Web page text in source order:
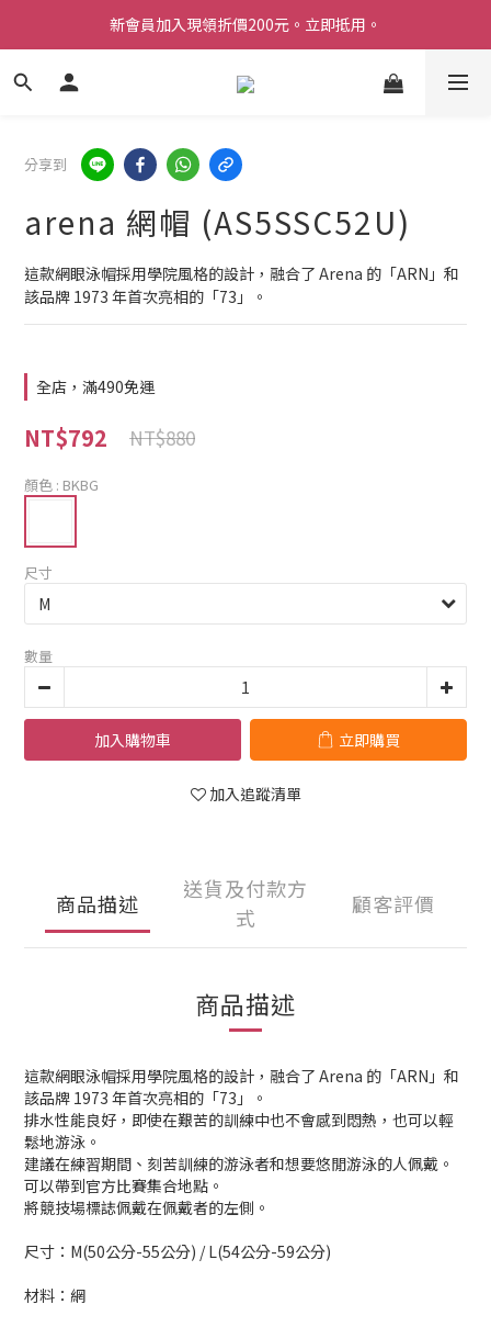
Welcome 台灣官方旗艦館
新會員加入現領折價200元。立即抵用。
Welcome 台灣官方旗艦館
分享到
arena 網帽 (AS5SSC52U)
這款網眼泳帽採用學院風格的設計，融合了 Arena 的「ARN」和
該品牌 1973 年首次亮相的「73」。
全店，滿490免運
NT$792 NT$880
顏色 : BKBG
尺寸
數量
加入購物車 立即購買
加入追蹤清單
商品描述
送貨及付款方
式
顧客評價
商品描述
這款網眼泳帽採用學院風格的設計，融合了 Arena 的「ARN」和
該品牌 1973 年首次亮相的「73」。
排水性能良好，即使在艱苦的訓練中也不會感到悶熱，也可以輕
鬆地游泳。
建議在練習期間、刻苦訓練的游泳者和想要悠閒游泳的人佩戴。
可以帶到官方比賽集合地點。
將競技場標誌佩戴在佩戴者的左側。
尺寸：M(50公分-55公分) / L(54公分-59公分)
材料：網